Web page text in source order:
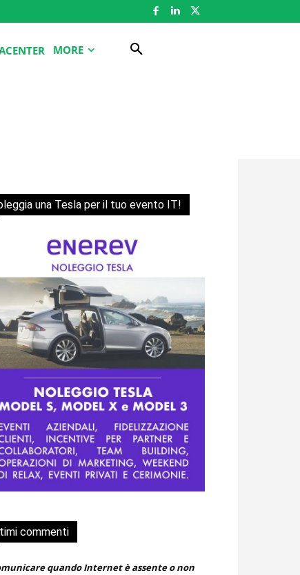
MORE
una Tesla per il tuo evento IT!
commenti
quando Internet è assente o non